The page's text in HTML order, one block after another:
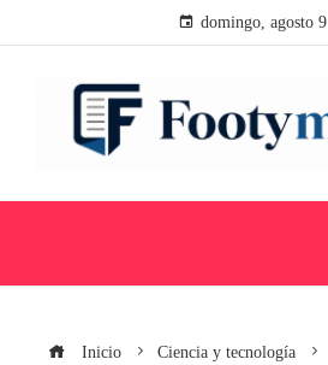
domingo, agosto 9
Inicio
Ciencia y tecnología